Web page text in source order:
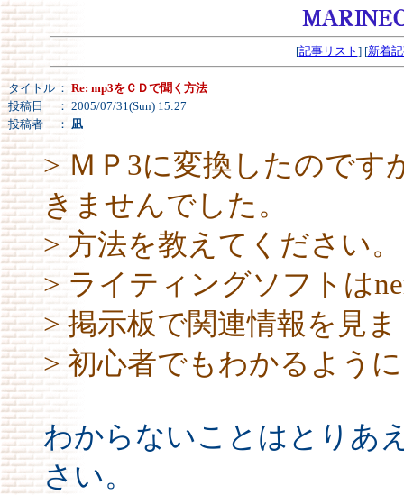
[記事リスト ] [新着
タイトル ： Re: mp3をＣＤで聞く方法
投稿日
： 2005/07/31(Sun) 15:27
投稿者
： 凪
> ＭＰ3に変換したのです
きませんでした。
> 方法を教えてください。
> ライティングソフトは
> 掲示板で関連情報を見
> 初心者でもわかるよう
わからないことはとりあ
さい。